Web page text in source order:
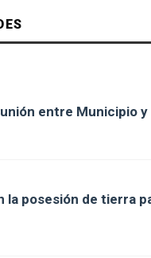
entre Municipio
la posesión de tierra